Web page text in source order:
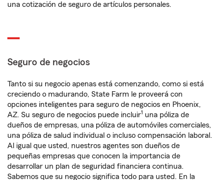
una cotización de seguro de artículos personales.
Seguro de negocios
Tanto si su negocio apenas está comenzando, como si está
creciendo o madurando, State Farm le proveerá con
opciones inteligentes para seguro de negocios en Phoenix,
AZ. Su seguro de negocios puede incluir1 una póliza de
dueños de empresas, una póliza de automóviles comerciales,
una póliza de salud individual o incluso compensación laboral.
Al igual que usted, nuestros agentes son dueños de
pequeñas empresas que conocen la importancia de
desarrollar un plan de seguridad financiera continua.
Sabemos que su negocio significa todo para usted. En la